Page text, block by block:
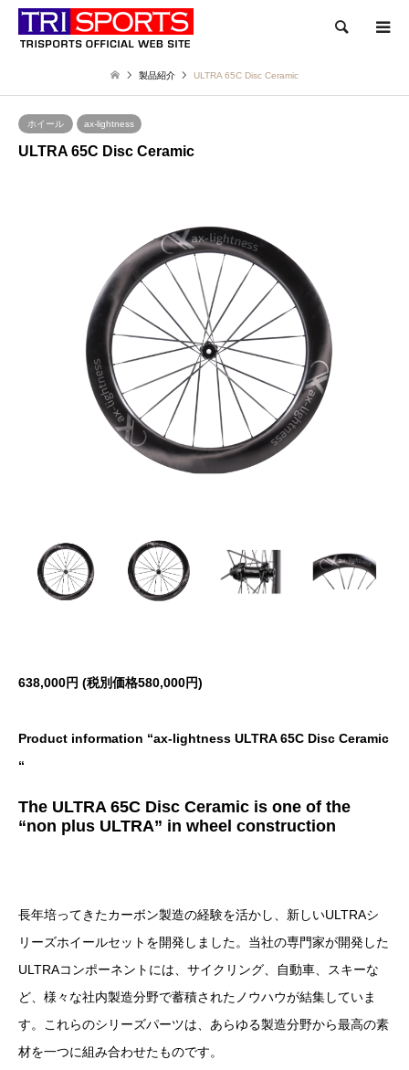
検索
製品紹介 ULTRA 65C Disc Ceramic
ホイール ax-lightness
ULTRA 65C Disc Ceramic
638,000円 (税別価格580,000円)
Product information “ax-lightness ULTRA 65C Disc Ceramic
“
The ULTRA 65C Disc Ceramic is one of the
“non plus ULTRA” in wheel construction
長年培ってきたカーボン製造の経験を活かし、新しいULTRAシ
リーズホイールセットを開発しました。当社の専門家が開発した
ULTRAコンポーネントには、サイクリング、自動車、スキーな
ど、様々な社内製造分野で蓄積されたノウハウが結集していま
す。これらのシリーズパーツは、あらゆる製造分野から最高の素
材を一つに組み合わせたものです。